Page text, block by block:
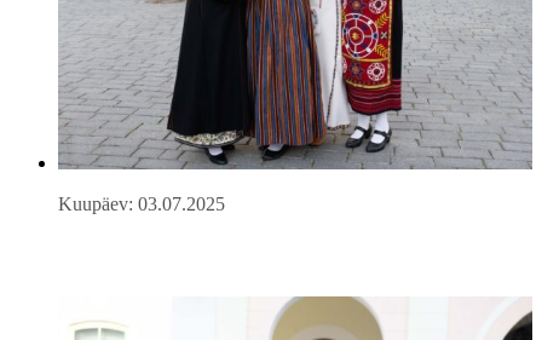
Kuupäev: 03.07.2025